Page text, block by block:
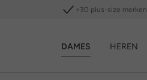
+30 plus-size merken
DAMES HEREN